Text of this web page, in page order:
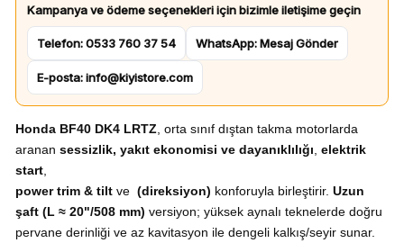
Kampanya ve ödeme seçenekleri için bizimle iletişime geçin
Telefon: 0533 760 37 54 WhatsApp: Mesaj Gönder
E-posta: info@kiyistore.com
Honda BF40 DK4 LRTZ , orta sınıf dıştan takma motorlarda
aranan sessizlik, yakıt ekonomisi ve dayanıklılığı elektrik
start,
power trim & tiltve (direksiyon) konforuyla birleştirir. Uzun
şaft (L ≈ 20"/508 mm) versiyon; yüksek aynalı teknelerde doğru
pervane derinliği ve az kavitasyon ile dengeli kalkış/seyir sunar.